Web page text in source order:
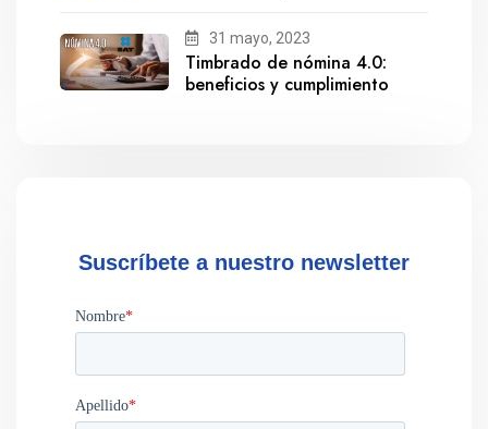
31 mayo, 2023
Timbrado de nómina 4.0:
beneficios y cumplimiento
Suscríbete a nuestro newsletter